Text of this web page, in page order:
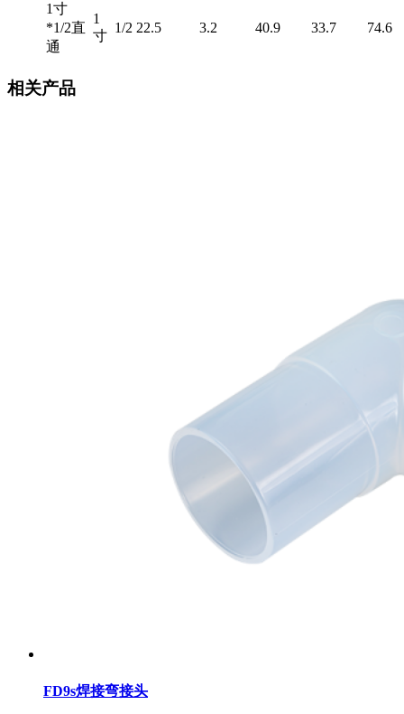
1寸
*1/2直
通
1
寸
1/2 22.5 3.2 40.9 33.7 74.6
相关产品
FD9s焊接弯接头